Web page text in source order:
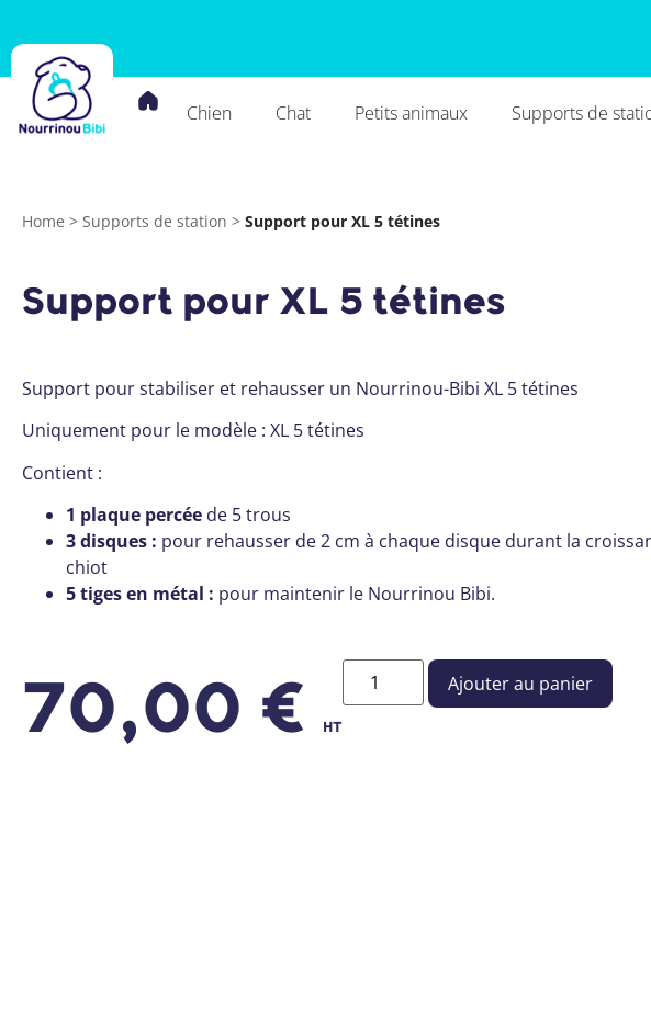
Chien Chat Petits animaux Supports de
Home > Supports de station > Support pour XL 5 tétines
Support pour XL 5 tétines
Support pour stabiliser et rehausser un Nourrinou-Bibi XL 5 tétines
Uniquement pour le modèle : XL 5 tétines
Contient :
1 plaque percée de 5 trous
3 disques : pour rehausser de 2 cm à chaque disque durant la
chiot
5 tiges en métal : pour maintenir le Nourrinou Bibi.
70,00 € HT
Ajouter au panier